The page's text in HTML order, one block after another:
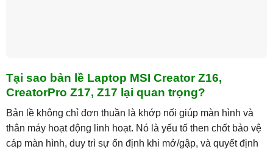
Tại sao bản lề Laptop MSI Creator Z16,
CreatorPro Z17, Z17 lại quan trọng?
Bản lề không chỉ đơn thuần là khớp nối giúp màn hình và
thân máy hoạt động linh hoạt. Nó là yếu tố then chốt bảo vệ
cáp màn hình, duy trì sự ổn định khi mở/gập, và quyết định